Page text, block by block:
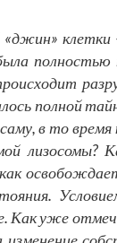
«джин»
полной
в то
Как уже